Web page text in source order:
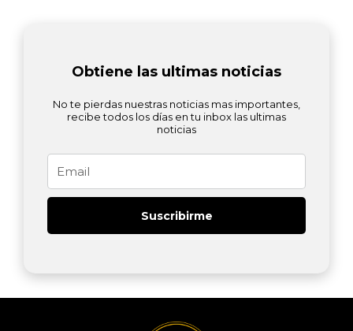
Obtiene las ultimas noticias
No te pierdas nuestras noticias mas importantes,
recibe todos los días en tu inbox las ultimas
noticias
Suscribirme